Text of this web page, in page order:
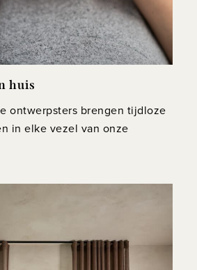
huis
ontwerpsters brengen tijdloze
in elke vezel van onze